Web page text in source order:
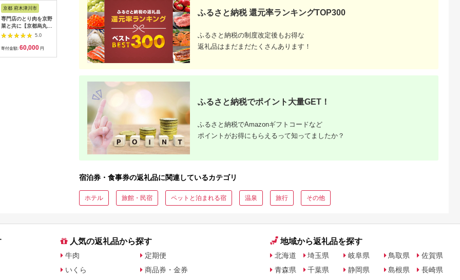
京都 府木津川市
専門店のとり肉を京野
菜と共に【京都烏丸御
池】で味わう2名様焼
鳥コースお食事券
064-15
5.0
寄付金額: 60,000 円
界 雲仙 ふるさと納
税宿泊ギフト券
（15,000円）【星野
リゾート】
5.0
寄付金額:50,000
【BlueTarp】ランチ
お食事券(ペア) チケッ
ト HNNC001
5.0
寄付金額: 14,000円
宮崎県 都城市
【先行受付】ゴルフク
300,000円_GI-
C701_(都城市) ゴルフ
ゴルフクラブ ダンロ
チケット 購入補助券
アイアン ドライバー
ジ 最新モデル
5.0
寄付金額: 1,000,000 円
群馬県 長野原町
用可能な長野原町ふる
さと感謝券（3,000円
分）
寄付金額:10,000
ふるさと納税 還元率ランキングTOP300
ふるさと納税の制度改定後もお得な
返礼品はまだまだたくさんあります！
ふるさと納税でポイント大量GET！
ふるさと納税でAmazonギフトコードなど
ポイントがお得にもらえるって知ってましたか？
宿泊券・食事券の返礼品に関連しているカテゴリ
ホテル 旅館・民宿 ペットと泊まれる宿 温泉 旅行 その他
人気の返礼品から探す
牛肉
いくら
定期便
商品券・金券
地域から返礼品を探す
北海道
青森県
埼玉県
千葉県
岐阜県
静岡県
鳥取県
島根県
佐賀県
長崎県